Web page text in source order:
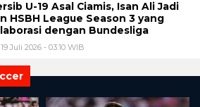
U-19 Asal Ciamis, Isan Ali Jadi
HSBH League Season 3 yang
dengan Bundesliga
Juli 2026 - 03:10 WIB